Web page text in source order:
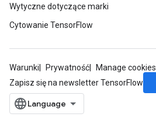
Wytyczne dotyczące marki
Cytowanie TensorFlow
Warunki Prywatność
Manage cookies
Zapisz się na newsletter TensorFlow